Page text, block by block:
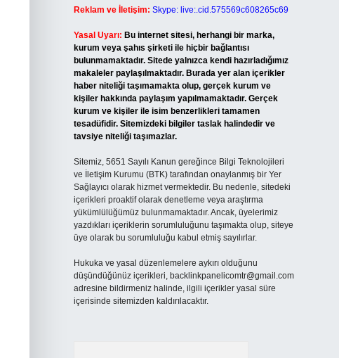
Reklam ve İletişim: Skype: live:.cid.575569c608265c69
Yasal Uyarı: Bu internet sitesi, herhangi bir marka,
kurum veya şahıs şirketi ile hiçbir bağlantısı
bulunmamaktadır. Sitede yalnızca kendi hazırladığımız
makaleler paylaşılmaktadır. Burada yer alan içerikler
haber niteliği taşımamakta olup, gerçek kurum ve
kişiler hakkında paylaşım yapılmamaktadır. Gerçek
kurum ve kişiler ile isim benzerlikleri tamamen
tesadüfidir. Sitemizdeki bilgiler taslak halindedir ve
tavsiye niteliği taşımazlar.
Sitemiz, 5651 Sayılı Kanun gereğince Bilgi Teknolojileri
ve İletişim Kurumu (BTK) tarafından onaylanmış bir Yer
Sağlayıcı olarak hizmet vermektedir. Bu nedenle, sitedeki
içerikleri proaktif olarak denetleme veya araştırma
yükümlülüğümüz bulunmamaktadır. Ancak, üyelerimiz
yazdıkları içeriklerin sorumluluğunu taşımakta olup, siteye
üye olarak bu sorumluluğu kabul etmiş sayılırlar.
Hukuka ve yasal düzenlemelere aykırı olduğunu
düşündüğünüz içerikleri, backlinkpanelicomtr@gmail.com
adresine bildirmeniz halinde, ilgili içerikler yasal süre
içerisinde sitemizden kaldırılacaktır.